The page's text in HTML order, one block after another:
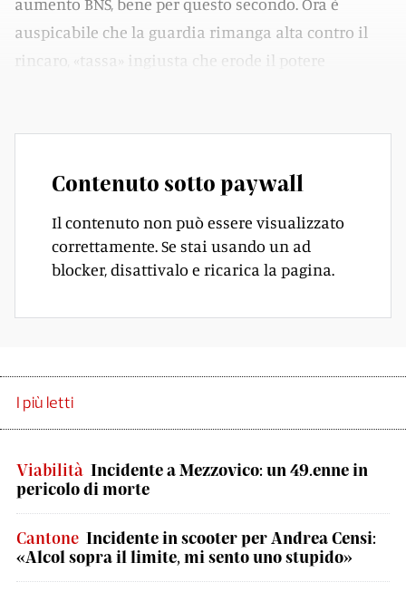
auspicabile che la guardia rimanga alta contro il
rincaro, «tassa» ingiusta che erode il potere
Contenuto sotto paywall
Il contenuto non può essere visualizzato
correttamente. Se stai usando un ad
blocker, disattivalo e ricarica la pagina.
I più letti
Viabilità Incidente a Mezzovico: un 49.enne in
pericolo di morte
Cantone Incidente in scooter per Andrea Censi:
«Alcol sopra il limite, mi sento uno stupido»